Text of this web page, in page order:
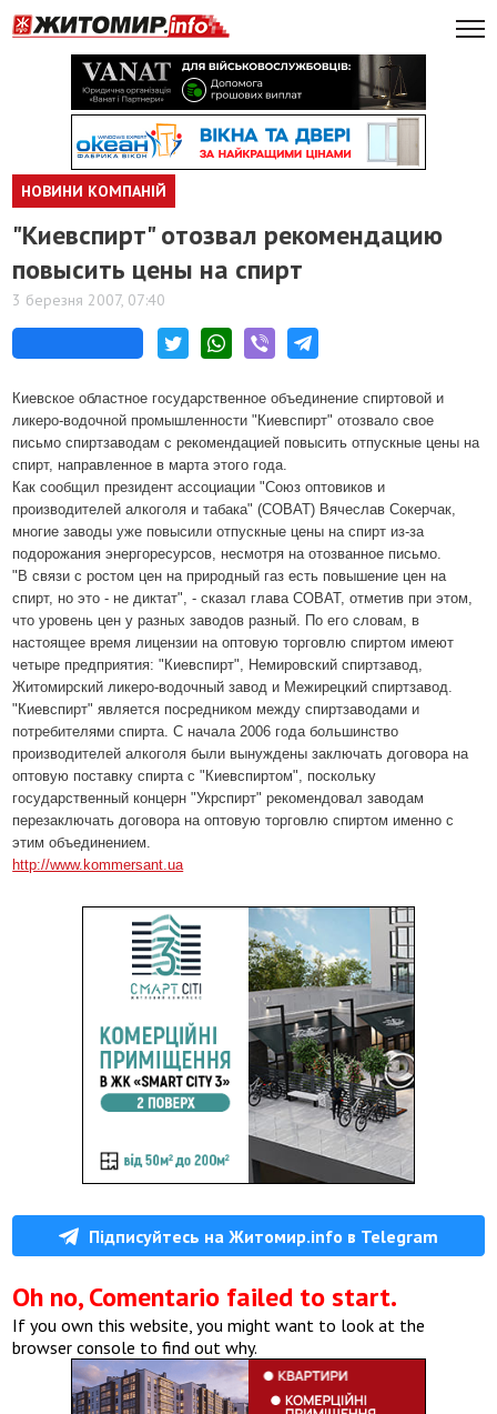
НОВИНИ КОМПАНІЙ
"Киевспирт" отозвал рекомендацию
повысить цены на спирт
3 березня 2007, 07:40
Киевское областное государственное объединение спиртовой и
ликеро-водочной промышленности "Киевспирт" отозвало свое
письмо спиртзаводам с рекомендацией повысить отпускные цены на
спирт, направленное в марта этого года.
Как сообщил президент ассоциации "Союз оптовиков и
производителей алкоголя и табака" (СОВАТ) Вячеслав Сокерчак,
многие заводы уже повысили отпускные цены на спирт из-за
подорожания энергоресурсов, несмотря на отозванное письмо.
"В связи с ростом цен на природный газ есть повышение цен на
спирт, но это - не диктат", - сказал глава СОВАТ, отметив при этом,
что уровень цен у разных заводов разный. По его словам, в
настоящее время лицензии на оптовую торговлю спиртом имеют
четыре предприятия: "Киевспирт", Немировский спиртзавод,
Житомирский ликеро-водочный завод и Межирецкий спиртзавод.
"Киевспирт" является посредником между спиртзаводами и
потребителями спирта. С начала 2006 года большинство
производителей алкоголя были вынуждены заключать договора на
оптовую поставку спирта с "Киевспиртом", поскольку
государственный концерн "Укрспирт" рекомендовал заводам
перезаключать договора на оптовую торговлю спиртом именно с
этим объединением.
http://www.kommersant.ua
Підписуйтесь на Житомир.info в Telegram
Oh no, Comentario failed to start.
If you own this website, you might want to look at the
browser console to find out why.